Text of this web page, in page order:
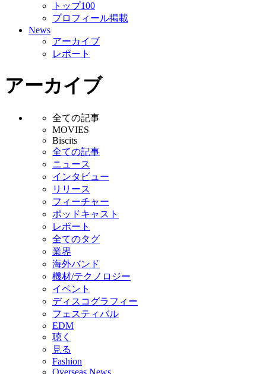
トップ100
プロフィール掲載
News
アーカイブ
レポート
アーカイブ
全ての記事
MOVIES
Biscits
全ての記事
ニュース
インタビュー
リリース
フィーチャー
ポッドキャスト
レポート
全てのタグ
業界
海外バンド
機材/テクノロジー
イベント
ディスコグラフィー
フェスティバル
EDM
聴く
見る
Fashion
Overseas News